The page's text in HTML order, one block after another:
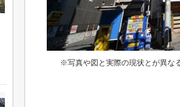
※写真や図と実際の現状とが異な